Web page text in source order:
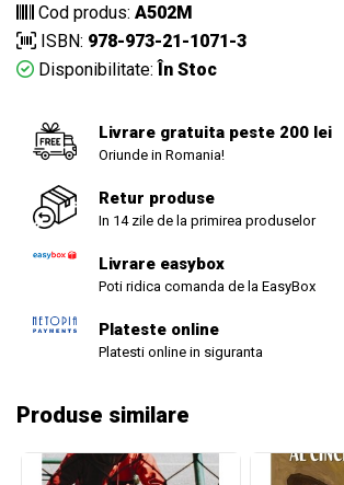
Cod produs: A502M
ISBN: 978-973-21-1071-3
Disponibilitate: În Stoc
Livrare gratuita peste 200 lei
Oriunde in Romania!
Retur produse
In 14 zile de la primirea produselor
Livrare easybox
Poti ridica comanda de la EasyBox
Plateste online
Platesti online in siguranta
Produse similare